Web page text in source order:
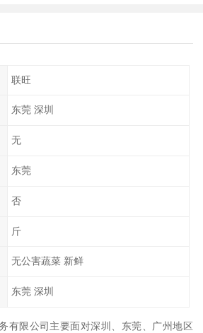
联旺
东莞 深圳
无
东莞
否
斤
无公害蔬菜 新鲜
东莞 深圳
有限公司主要面对深圳、东莞、广州地区